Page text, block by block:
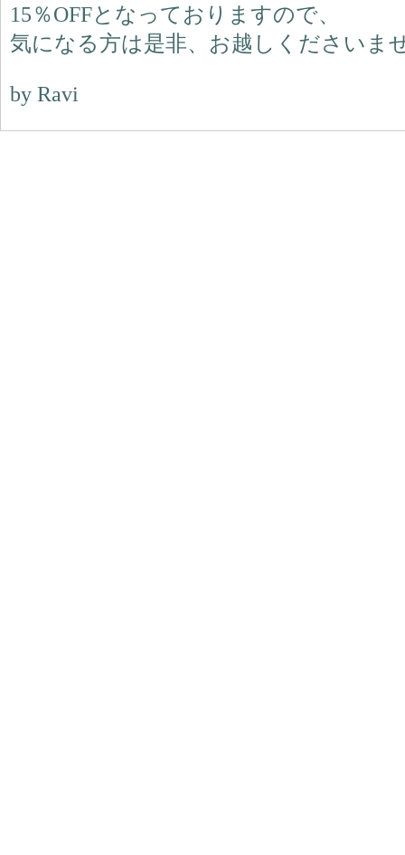
15％OFFとなっておりますので、
気になる方は是非、お越しくださいま
by Ravi